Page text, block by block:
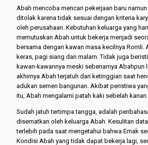
Abah mencoba mencari pekerjaan baru
ditolak karena tidak sesuai dengan kriteria
oleh perusahaan. Kebutuhan keluarga yang
memutuskan Abah untuk bekerja menjadi
bersama dengan kawan masa kecilnya Romli.
keras, pagi siang dan malam. Tidak juga
kawan-kawannya meski sebenarnya Abahpun
akhirnya Abah terjatuh dari ketinggian saat
adukan semen bangunan. Akibat peristiwa
itu, Abah mengalami patah kaki sebelah kanan.
Sudah jatuh tertimpa tangga, adalah
disematkan oleh keluarga Abah. Kesulitan
terlebih pada saat mengetahui bahwa Emak
Kondisi Abah yang tidak dapat bekerja lagi,